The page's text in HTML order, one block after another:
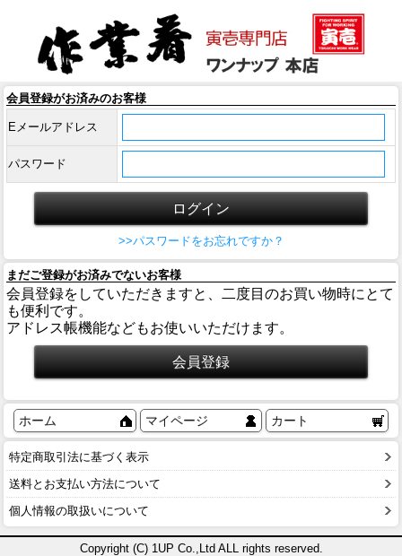
会員登録がお済みのお客様
Eメールアドレス
パスワード
>>パスワードをお忘れですか？
まだご登録がお済みでないお客様
会員登録をしていただきますと、二度目のお買い物時にとて
も便利です。
アドレス帳機能などもお使いいただけます。
ホーム マイページ カート
特定商取引法に基づく表示
送料とお支払い方法について
個人情報の取扱いについて
Copyright (C) 1UP Co.,Ltd ALL rights reserved.